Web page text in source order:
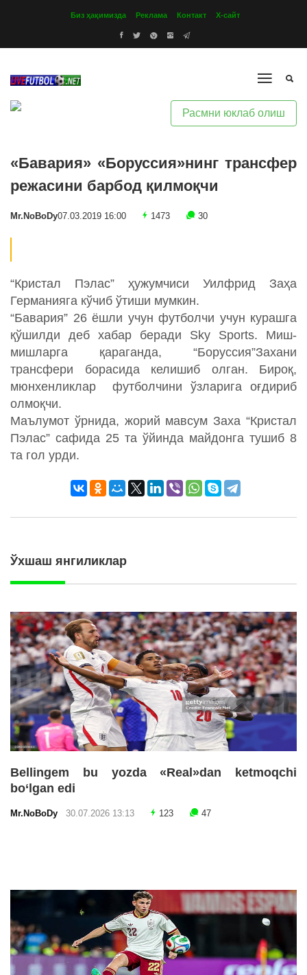
Биз ҳақимизда Реклама Контакт Х-сайт
Расмни юклаб олиш
«Бавария» «Боруссия»нинг трансфер
режасини барбод қилмоқчи
Mr.NoBoDy07.03.2019 16:00 1473 30
“Кристал Пэлас” ҳужумчиси Уилфрид Заҳа
Германияга кўчиб ўтиши мумкин.
“Бавария” 26 ёшли учун футболчи учун курашга
қўшилди деб хабар беради Sky Sports. Миш-
мишларга қараганда, “Боруссия”Захани
трансфери борасида келишиб олган. Бироқ,
мюнхенликлар футболчини ўзларига оғдириб
олмоқчи.
Маълумот ўрнида, жорий мавсум Заха “Кристал
Пэлас” сафида 25 та ўйинда майдонга тушиб 8
та гол урди.
Ўхшаш янгиликлар
Bellingem bu yozda «Real»dan ketmoqchi
bo‘lgan edi
Mr.NoBoDy 30.07.2026 13:13 123 47